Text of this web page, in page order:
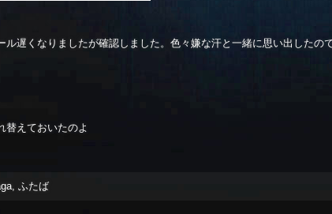
ル遅くなりましたが確認しました。色々嫌な汗と一緒に思い出したの
替えておいたのよ
ふたば